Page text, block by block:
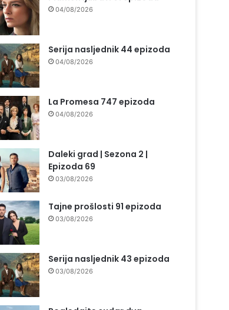
04/08/2026
Serija nasljednik 44 epizoda
04/08/2026
La Promesa 747 epizoda
04/08/2026
Daleki grad | Sezona 2 |
Epizoda 69
03/08/2026
Tajne prošlosti 91 epizoda
03/08/2026
Serija nasljednik 43 epizoda
03/08/2026